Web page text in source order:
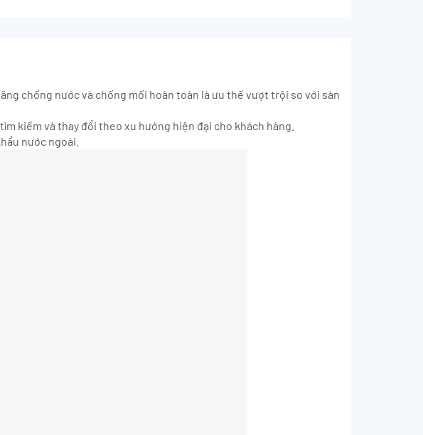
chống nước và chống mối hoàn toàn là ưu thế vượt trội so với sàn
kiếm và thay đổi theo xu hướng hiện đại cho khách hàng.
nước ngoài.